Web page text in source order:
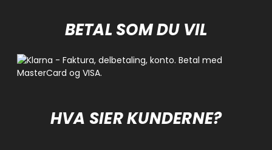
BETAL SOM DU VIL
HVA SIER KUNDERNE?